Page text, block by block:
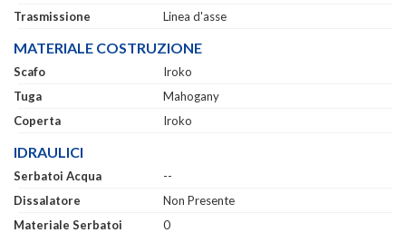
Trasmissione
Linea d'asse
MATERIALE COSTRUZIONE
Scafo
Iroko
Tuga
Mahogany
Coperta
Iroko
IDRAULICI
Serbatoi Acqua
--
Dissalatore
Non Presente
Materiale Serbatoi
0